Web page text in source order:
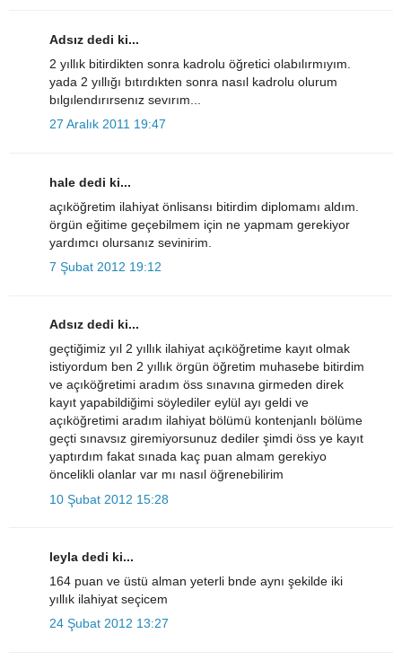
Adsız dedi ki...
2 yıllık bitirdikten sonra kadrolu öğretici olabılırmıyım.
yada 2 yıllığı bıtırdıkten sonra nasıl kadrolu olurum
bılgılendırırsenız sevırım...
27 Aralık 2011 19:47
hale dedi ki...
açıköğretim ilahiyat önlisansı bitirdim diplomamı aldım.
örgün eğitime geçebilmem için ne yapmam gerekiyor
yardımcı olursanız sevinirim.
7 Şubat 2012 19:12
Adsız dedi ki...
geçtiğimiz yıl 2 yıllık ilahiyat açıköğretime kayıt olmak
istiyordum ben 2 yıllık örgün öğretim muhasebe bitirdim
ve açıköğretimi aradım öss sınavına girmeden direk
kayıt yapabildiğimi söylediler eylül ayı geldi ve
açıköğretimi aradım ilahiyat bölümü kontenjanlı bölüme
geçti sınavsız giremiyorsunuz dediler şimdi öss ye kayıt
yaptırdım fakat sınada kaç puan almam gerekiyo
öncelikli olanlar var mı nasıl öğrenebilirim
10 Şubat 2012 15:28
leyla dedi ki...
164 puan ve üstü alman yeterli bnde aynı şekilde iki
yıllık ilahiyat seçicem
24 Şubat 2012 13:27